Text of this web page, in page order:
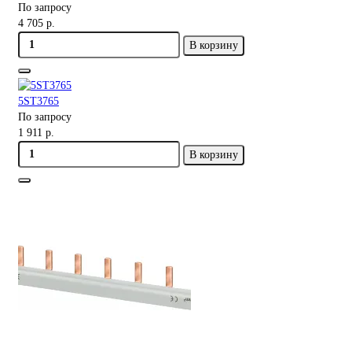
По запросу
4 705 р.
В корзину
5ST3765
По запросу
1 911 р.
В корзину